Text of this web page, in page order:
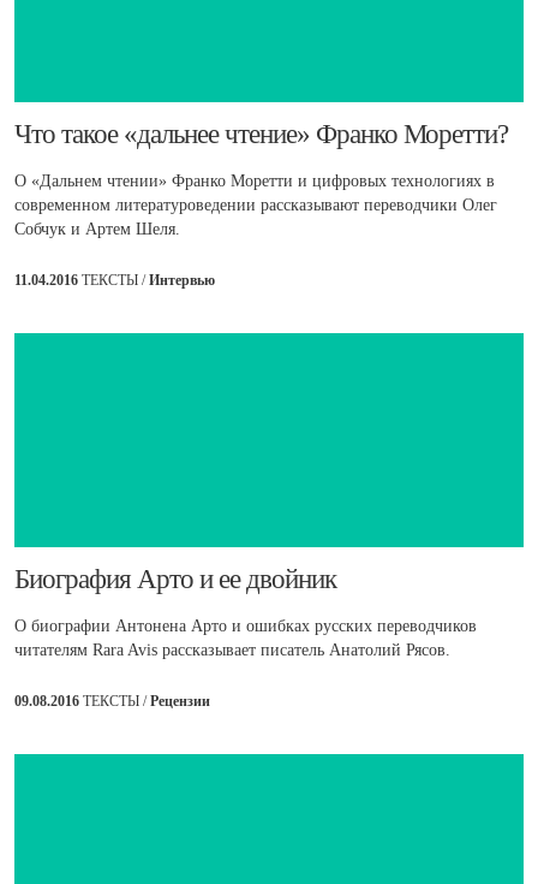
​Что такое «дальнее чтение» Франко Моретти?
О «Дальнем чтении» Франко Моретти и цифровых технологиях в
современном литературоведении рассказывают переводчики Олег
Собчук и Артем Шеля.
11.04.2016 ТЕКСТЫ /Интервью
​Биография Арто и ее двойник
О биографии Антонена Арто и ошибках русских переводчиков
читателям Rara Avis рассказывает писатель Анатолий Рясов.
09.08.2016 ТЕКСТЫ /Рецензии